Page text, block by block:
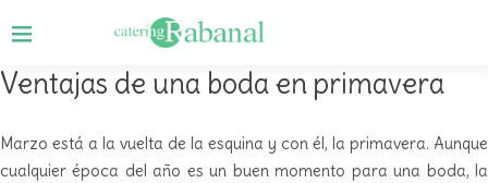
Ventajas de una boda en primavera
Marzo está a la vuelta de la esquina y con él, la primavera. Aunque
cualquier época del año es un buen momento para una boda, la